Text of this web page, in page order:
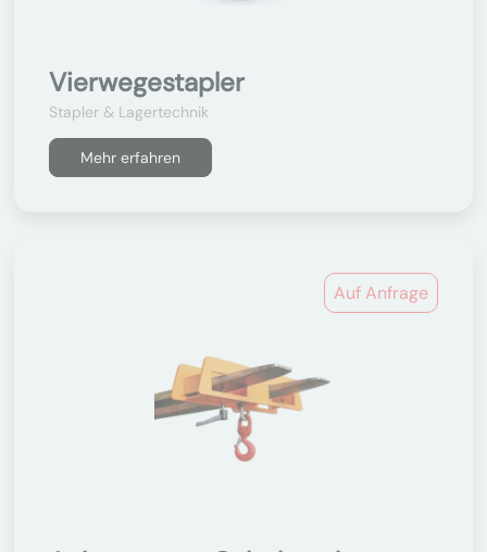
Vierwegestapler
Stapler & Lagertechnik
Mehr erfahren
Auf Anfrage